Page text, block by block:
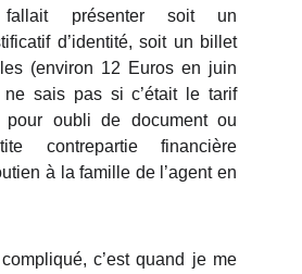
présenter soit un
d’identité, soit un billet
(environ 12 Euros en juin
sais pas si c’était le tarif
pour oubli de document ou
contrepartie financière
à la famille de l’agent en
c’est quand je me